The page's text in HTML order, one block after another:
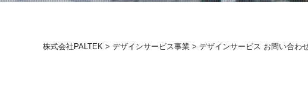
株式会社PALTEK > デザインサービス事業 > デザインサービス お問い合わ